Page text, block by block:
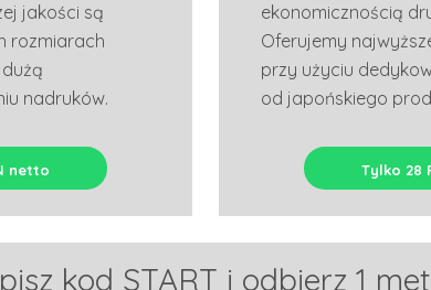
jakości są
rozmiarach
nadruków.
netto
ekonomicznością
Oferujemy
przy użyciu
od japońskiego
Tylko 28
kod START i odbierz 1